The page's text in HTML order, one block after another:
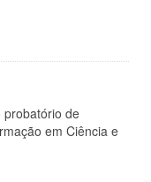
probatório de
em Ciência e